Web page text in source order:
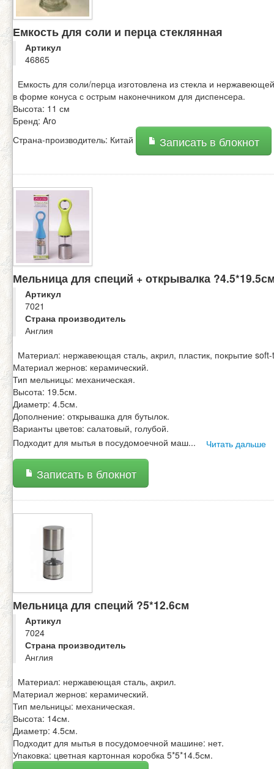
Емкость для соли и перца стеклянная
Артикул
46865
Емкость для соли/перца изготовлена из стекла и
в форме конуса с острым наконечником для диспенсера.
Высота: 11 см
Бренд: Aro
Страна-производитель: Китай
Записать в блокнот
Мельница для специй + открывалка
Артикул
7021
Страна производитель
Англия
Материал: нержавеющая сталь, акрил, пластик, покрытие
Материал жернов: керамический.
Тип мельницы: механическая.
Высота: 19.5см.
Диаметр: 4.5см.
Дополнение: открывашка для бутылок.
Варианты цветов: салатовый, голубой.
Подходит для мытья в посудомоечной маш... Читать дальше
Записать в блокнот
Мельница для специй ?5*12.6см
Артикул
7024
Страна производитель
Англия
Материал: нержавеющая сталь, акрил.
Материал жернов: керамический.
Тип мельницы: механическая.
Высота: 14см.
Диаметр: 4.5см.
Подходит для мытья в посудомоечной машине: нет.
Упаковка: цветная картонная коробка 5*5*14.5см.